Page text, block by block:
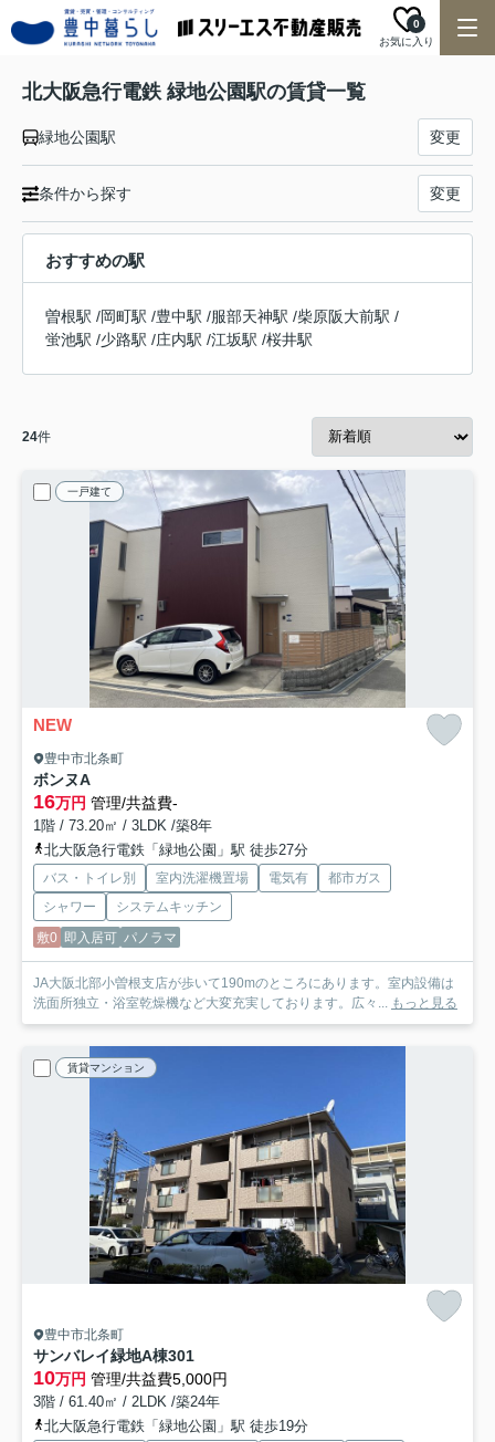
お気に入り
0
北大阪急行電鉄 緑地公園駅の賃貸一覧
緑地公園駅 変更
条件から探す 変更
おすすめの駅
曽根駅 /岡町駅 /豊中駅 /服部天神駅 /柴原阪大前駅 /
蛍池駅 /少路駅 /庄内駅 /江坂駅 /桜井駅
24件
一戸建て
NEW
豊中市北条町
ボンヌA
16万円 管理/共益費-
1階 / 73.20㎡ / 3LDK /築8年
北大阪急行電鉄「緑地公園」駅 徒歩27分
バス・トイレ別 室内洗濯機置場 電気有
都市ガス
シャワー
システムキッチン
敷0 即入居可 パノラマ
JA大阪北部小曽根支店が歩いて190mのところにあります。室内設備は
洗面所独立・浴室乾燥機など大変充実しております。広々... もっと見る
賃貸マンション
豊中市北条町
サンバレイ緑地A棟301
10万円 管理/共益費5,000円
3階 / 61.40㎡ / 2LDK /築24年
北大阪急行電鉄「緑地公園」駅 徒歩19分